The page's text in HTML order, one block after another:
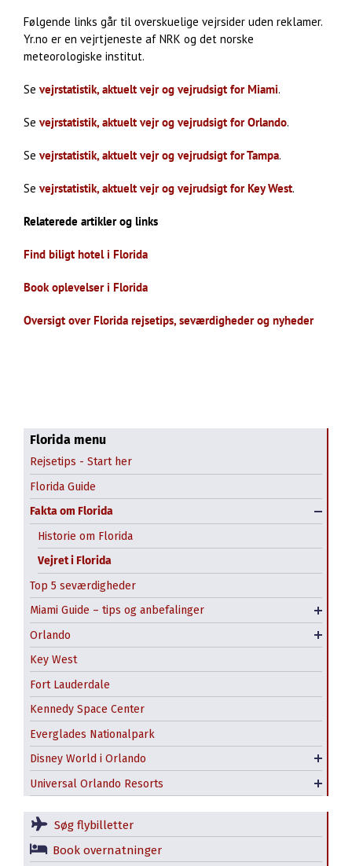
Følgende links går til overskuelige vejrsider uden reklamer.
Yr.no er en vejrtjeneste af NRK og det norske
meteorologiske institut.
Se vejrstatistik, aktuelt vejr og vejrudsigt for Miami.
Se vejrstatistik, aktuelt vejr og vejrudsigt for Orlando.
Se vejrstatistik, aktuelt vejr og vejrudsigt for Tampa.
Se vejrstatistik, aktuelt vejr og vejrudsigt for Key West.
Relaterede artikler og links
Find biligt hotel i Florida
Book oplevelser i Florida
Oversigt over Florida rejsetips, seværdigheder og nyheder
Florida menu
Rejsetips - Start her
Florida Guide
Fakta om Florida
Historie om Florida
Vejret i Florida
Top 5 seværdigheder
Miami Guide – tips og anbefalinger
Downtown Miami
Little Havana i Miami
Miami Beach og det jødiske kvarter i Miami
South Beach, Miami
Guidede ture i Miami
Orlando
Kissimmee
Key West
Fort Lauderdale
Kennedy Space Center
Everglades Nationalpark
Disney World i Orlando
Magic Kingdom
Epcot
Animal Kingdom
Hollywood Studios
Disney’s vandlande
Disney Springs Shopping
Universal Orlando Resorts
Universal Studios Fl.
Islands of Adventure
Universal CityWalk Orlando
Volcano Bay vandland
Søg flybilletter
Book overnatninger